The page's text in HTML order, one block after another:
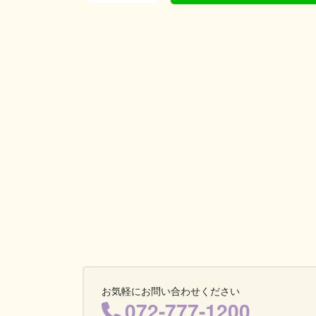
お気軽にお問い合わせください